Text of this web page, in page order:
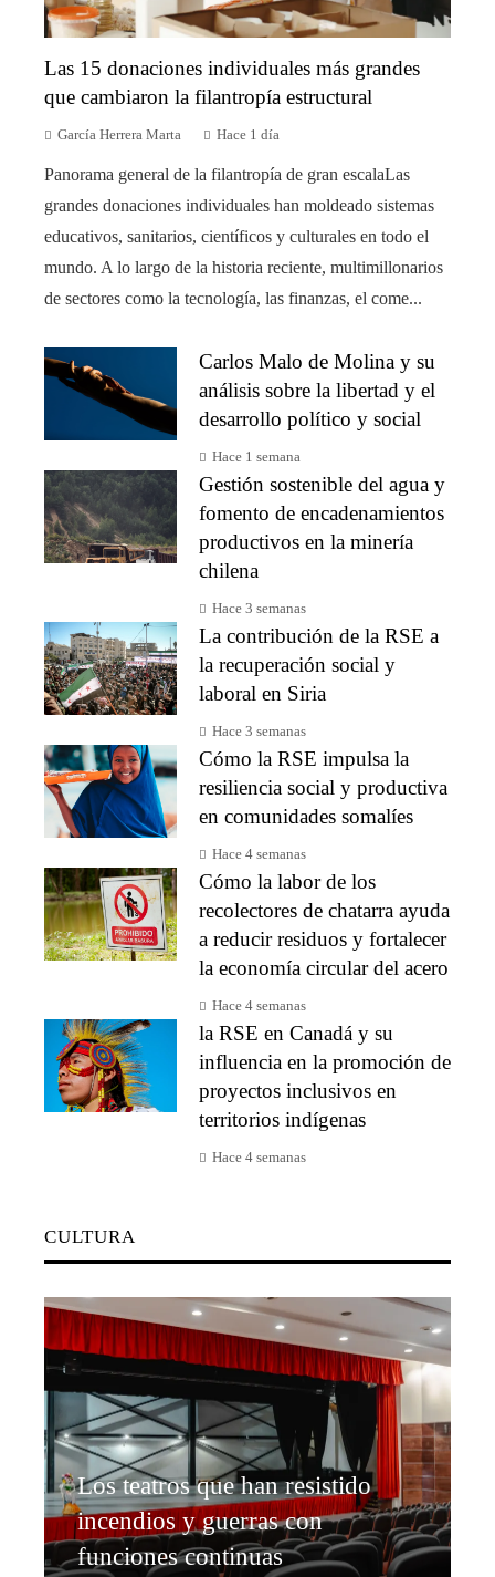
Las 15 donaciones individuales más grandes
que cambiaron la filantropía estructural
García Herrera Marta Hace 1 día
Panorama general de la filantropía de gran escalaLas
grandes donaciones individuales han moldeado sistemas
educativos, sanitarios, científicos y culturales en todo el
mundo. A lo largo de la historia reciente, multimillonarios
de sectores como la tecnología, las finanzas, el come...
Carlos Malo de Molina y su
análisis sobre la libertad y el
desarrollo político y social
Hace 1 semana
Gestión sostenible del agua y
fomento de encadenamientos
productivos en la minería
chilena
Hace 3 semanas
La contribución de la RSE a
la recuperación social y
laboral en Siria
Hace 3 semanas
Cómo la RSE impulsa la
resiliencia social y productiva
en comunidades somalíes
Hace 4 semanas
Cómo la labor de los
recolectores de chatarra ayuda
a reducir residuos y fortalecer
la economía circular del acero
Hace 4 semanas
la RSE en Canadá y su
influencia en la promoción de
proyectos inclusivos en
territorios indígenas
Hace 4 semanas
CULTURA
Los teatros que han resistido
incendios y guerras con
funciones continuas